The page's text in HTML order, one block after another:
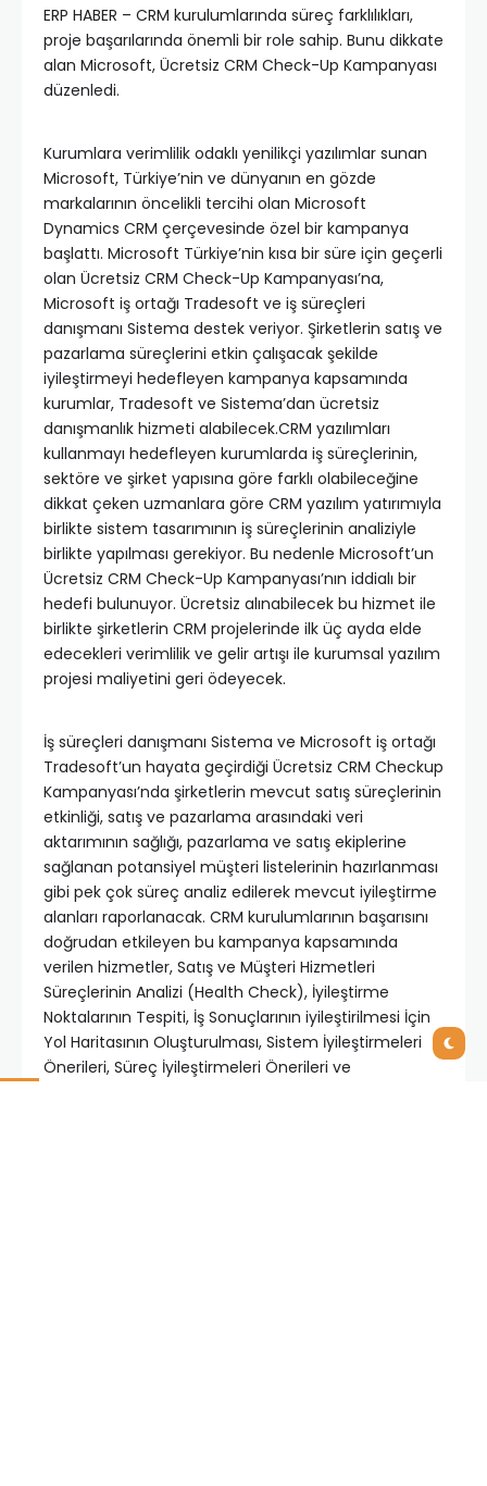
ERP HABER – CRM kurulumlarında süreç farklılıkları,
proje başarılarında önemli bir role sahip. Bunu dikkate
alan Microsoft, Ücretsiz CRM Check-Up Kampanyası
düzenledi.
Kurumlara verimlilik odaklı yenilikçi yazılımlar sunan
Microsoft, Türkiye’nin ve dünyanın en gözde
markalarının öncelikli tercihi olan Microsoft
Dynamics CRM çerçevesinde özel bir kampanya
başlattı. Microsoft Türkiye’nin kısa bir süre için geçerli
olan Ücretsiz CRM Check-Up Kampanyası’na,
Microsoft iş ortağı Tradesoft ve iş süreçleri
danışmanı Sistema destek veriyor. Şirketlerin satış ve
pazarlama süreçlerini etkin çalışacak şekilde
iyileştirmeyi hedefleyen kampanya kapsamında
kurumlar, Tradesoft ve Sistema’dan ücretsiz
danışmanlık hizmeti alabilecek.CRM yazılımları
kullanmayı hedefleyen kurumlarda iş süreçlerinin,
sektöre ve şirket yapısına göre farklı olabileceğine
dikkat çeken uzmanlara göre CRM yazılım yatırımıyla
birlikte sistem tasarımının iş süreçlerinin analiziyle
birlikte yapılması gerekiyor. Bu nedenle Microsoft’un
Ücretsiz CRM Check-Up Kampanyası’nın iddialı bir
hedefi bulunuyor. Ücretsiz alınabilecek bu hizmet ile
birlikte şirketlerin CRM projelerinde ilk üç ayda elde
edecekleri verimlilik ve gelir artışı ile kurumsal yazılım
projesi maliyetini geri ödeyecek.
İş süreçleri danışmanı Sistema ve Microsoft iş ortağı
Tradesoft’un hayata geçirdiği Ücretsiz CRM Checkup
Kampanyası’nda şirketlerin mevcut satış süreçlerinin
etkinliği, satış ve pazarlama arasındaki veri
aktarımının sağlığı, pazarlama ve satış ekiplerine
sağlanan potansiyel müşteri listelerinin hazırlanması
gibi pek çok süreç analiz edilerek mevcut iyileştirme
alanları raporlanacak. CRM kurulumlarının başarısını
doğrudan etkileyen bu kampanya kapsamında
verilen hizmetler, Satış ve Müşteri Hizmetleri
Süreçlerinin Analizi (Health Check), İyileştirme
Noktalarının Tespiti, İş Sonuçlarının iyileştirilmesi İçin
Yol Haritasının Oluşturulması, Sistem İyileştirmeleri
Önerileri, Süreç İyileştirmeleri Önerileri ve